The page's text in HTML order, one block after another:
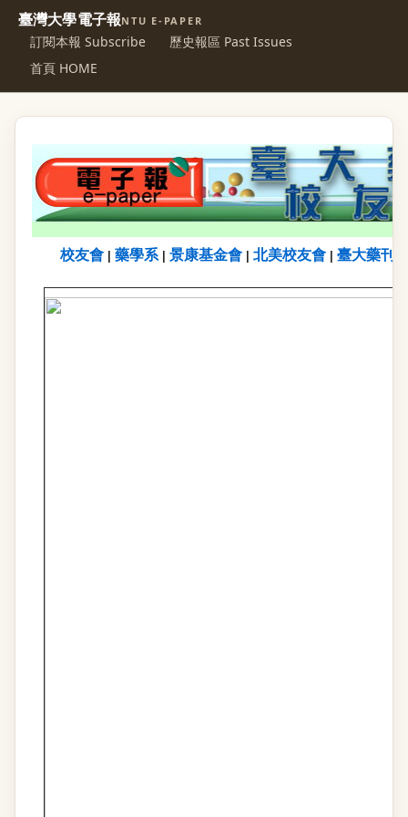
臺灣大學電子報NTU E-PAPER
訂閱本報 Subscribe
歷史報區 Past Issues
首頁 HOME
校友會 藥學系| 景康基金會 北美校友會 臺大藥刊